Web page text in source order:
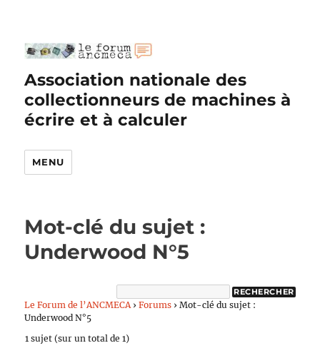
Association nationale des
collectionneurs de machines à
écrire et à calculer
MENU
Mot-clé du sujet :
Underwood N°5
Le Forum de l’ANCMECA › Forums › Mot-clé du sujet :
Underwood N°5
1 sujet (sur un total de 1)